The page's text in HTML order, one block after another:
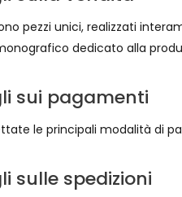
pezzi unici, realizzati
dedicato alla
sui pagamenti
le principali modalità di
sulle spedizioni